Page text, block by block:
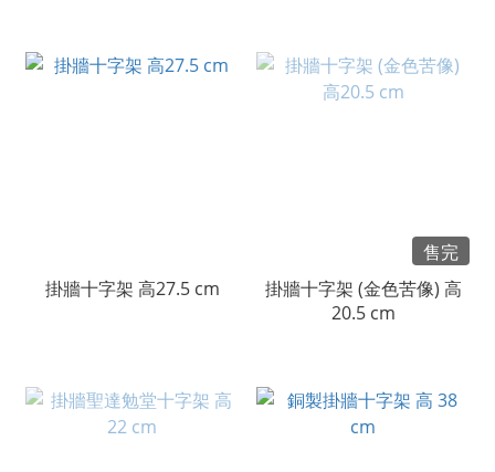
掛牆十字架 高27.5 cm
售完
掛牆十字架 (金色苦像) 高
20.5 cm